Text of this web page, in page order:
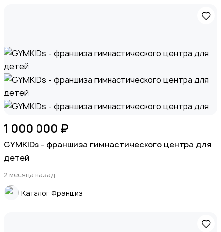
1 000 000 ₽
GYMKIDs - франшиза гимнастического центра для
детей
2 месяца назад
Каталог Франшиз